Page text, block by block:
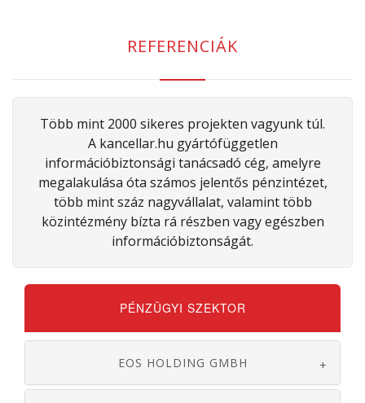
REFERENCIÁK
Több mint 2000 sikeres projekten vagyunk túl.
A kancellar.hu gyártófüggetlen
információbiztonsági tanácsadó cég, amelyre
megalakulása óta számos jelentős pénzintézet,
több mint száz nagyvállalat, valamint több
közintézmény bízta rá részben vagy egészben
információbiztonságát.
PÉNZÜGYI SZEKTOR
EOS HOLDING GMBH +